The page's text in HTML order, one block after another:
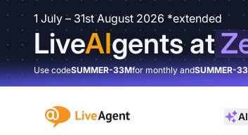
1 July – 31st August 2026 *extended
LiveAIgents at
Use codeSUMMER-33Mfor monthly andSUMMER-
:site.title